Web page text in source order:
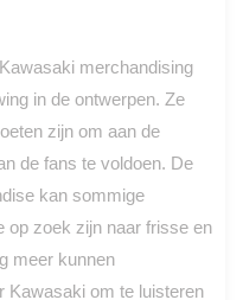
merchandising
in de ontwerpen. Ze
zijn om aan de
de fans te voldoen. De
kan sommige
op zoek zijn naar frisse en
meer kunnen
Kawasaki om te luisteren